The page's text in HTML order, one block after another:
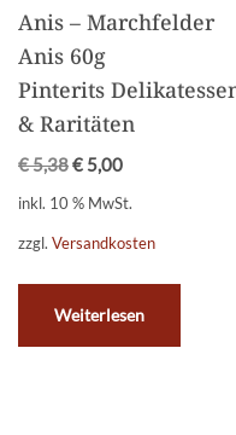
Anis – Marchfelder
Anis 60g
Pinterits
& Raritäten
€5,38€ 5,00
inkl. 10 % MwSt.
zzgl. Versandkosten
Weiterlesen